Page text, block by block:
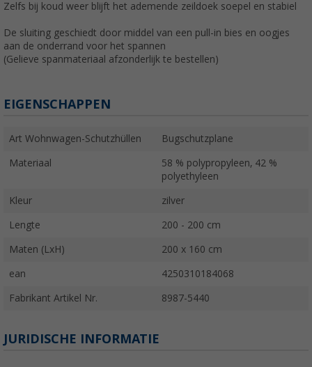
Zelfs bij koud weer blijft het ademende zeildoek soepel en stabiel
De sluiting geschiedt door middel van een pull-in bies en oogjes
aan de onderrand voor het spannen
(Gelieve spanmateriaal afzonderlijk te bestellen)
EIGENSCHAPPEN
Art Wohnwagen-Schutzhüllen Bugschutzplane
Materiaal
58 % polypropyleen, 42 %
polyethyleen
Kleur zilver
Lengte 200 - 200 cm
Maten (LxH) 200 x 160 cm
ean 4250310184068
Fabrikant Artikel Nr. 8987-5440
JURIDISCHE INFORMATIE